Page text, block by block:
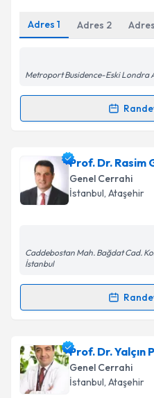
Kişisel verilerimin
'ni okudum
kapsamda
Takvim
Adres 1 Adres 2 Adres
Metroport Busidence-Eski Londra
Randevu Takvimi
Prof. Dr. Vahit Özmen
oluşturun. Size bu
takvim hazırlandığında
Kişisel verilerimin
'ni okudum
kapsamda
Takvim
Prof. Dr. Rasim
Genel Cerrahi
İstanbul, Ataşehir
Caddebostan Mah. Bağdat Cad.
İstanbul
Randevu Takvimi
Prof. Dr. Rasim
takvimi talebi oluşturun.
almanız için bir takvim
bilgilendireceğiz.
Prof. Dr. Yalçın
Genel Cerrahi
İstanbul, Ataşehir